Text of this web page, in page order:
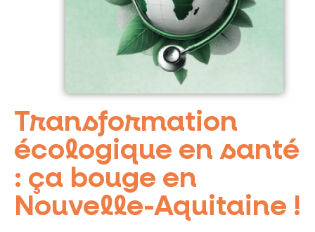
Transformation
écologique en santé
: ça bouge en
Nouvelle-Aquitaine !